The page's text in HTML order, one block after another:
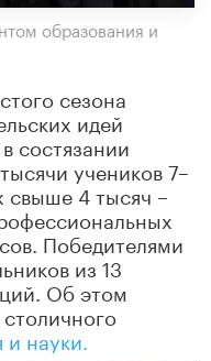
образования и
сезона
идей
состязании
учеников 7–
свыше 4 тысяч –
Победителями
из 13
Об этом
науки.